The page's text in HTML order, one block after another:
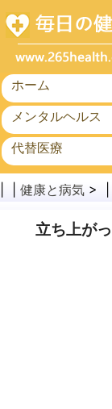
ホーム
メンタルヘルス
代替医療
がん
健康と病気 > |
立ち上が